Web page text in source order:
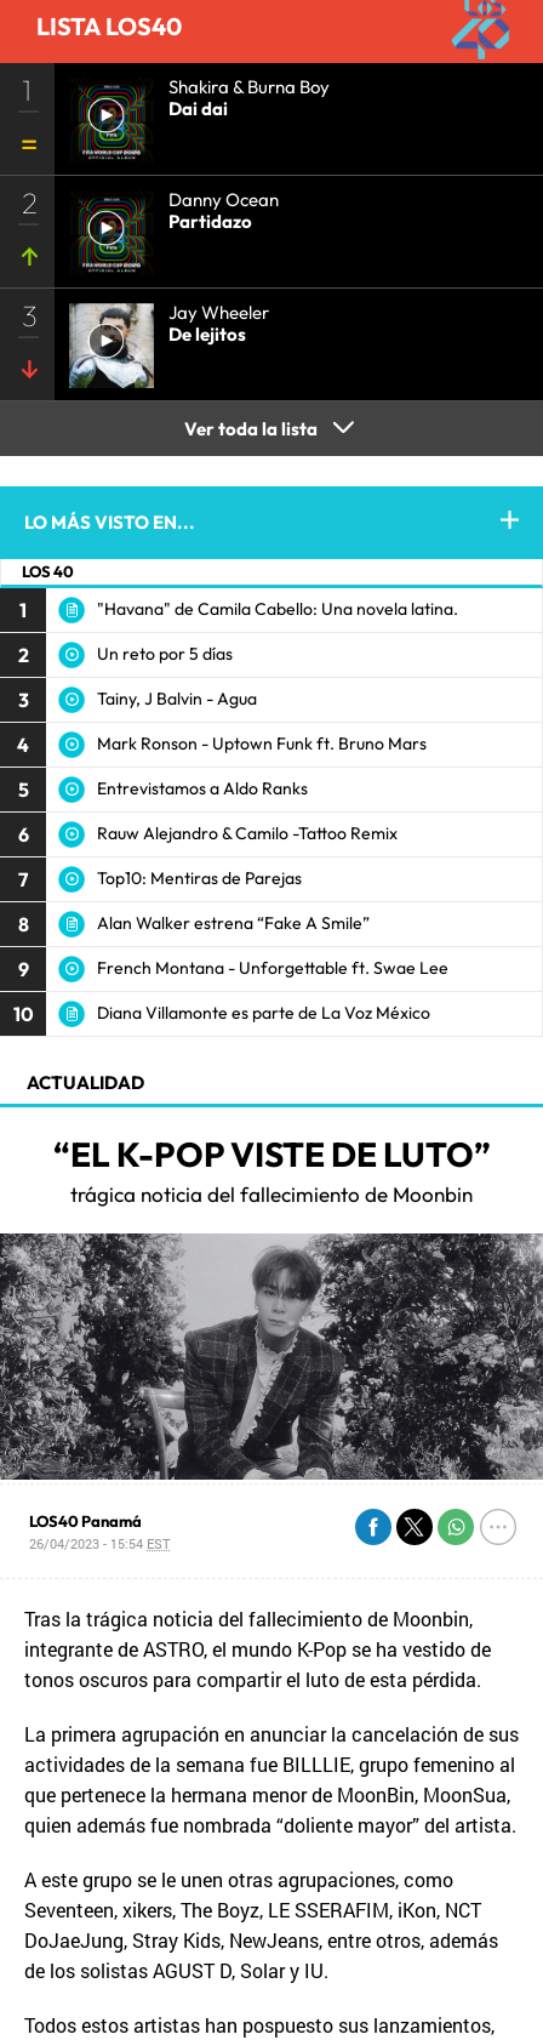
LISTA LOS40
1
Shakira & Burna Boy
Dai dai
2
Danny Ocean
Partidazo
3
Jay Wheeler
De lejitos
Ver toda la lista
LO MÁS VISTO EN...
LOS 40
1 "Havana" de Camila Cabello: Una novela latina.
2 Un reto por 5 días
3 Tainy, J Balvin - Agua
4 Mark Ronson - Uptown Funk ft. Bruno Mars
5 Entrevistamos a Aldo Ranks
6 Rauw Alejandro & Camilo -Tattoo Remix
7 Top10: Mentiras de Parejas
8 Alan Walker estrena “Fake A Smile”
9 French Montana - Unforgettable ft. Swae Lee
10 Diana Villamonte es parte de La Voz México
ACTUALIDAD
“EL K-POP VISTE DE LUTO”
trágica noticia del fallecimiento de Moonbin
LOS40 Panamá
26/04/2023 - 15:54 EST
Tras la trágica noticia del fallecimiento de Moonbin,
integrante de ASTRO, el mundo K-Pop se ha vestido de
tonos oscuros para compartir el luto de esta pérdida.
La primera agrupación en anunciar la cancelación de sus
actividades de la semana fue BILLLIE, grupo femenino al
que pertenece la hermana menor de MoonBin, MoonSua,
quien además fue nombrada “doliente mayor” del artista.
A este grupo se le unen otras agrupaciones, como
Seventeen, xikers, The Boyz, LE SSERAFIM, iKon, NCT
DoJaeJung, Stray Kids, NewJeans, entre otros, además
de los solistas AGUST D, Solar y IU.
Todos estos artistas han pospuesto sus lanzamientos,